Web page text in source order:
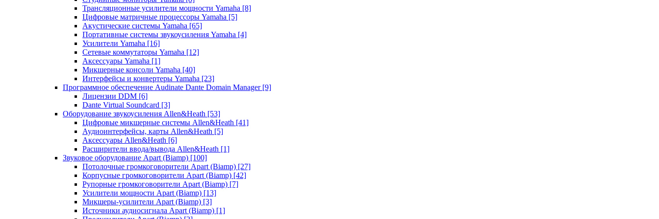
Трансляционные усилители мощности Yamaha [8]
Цифровые матричные процессоры Yamaha [5]
Акустические системы Yamaha [65]
Портативные системы звукоусиления Yamaha [4]
Усилители Yamaha [16]
Сетевые коммутаторы Yamaha [12]
Аксессуары Yamaha [1]
Микшерные консоли Yamaha [40]
Интерфейсы и конвертеры Yamaha [23]
Программное обеспечение Audinate Dante Domain Manager [9]
Лицензии DDM [6]
Dante Virtual Soundcard [3]
Оборудование звукоусиления Allen&Heath [53]
Цифровые микшерные системы Allen&Heath [41]
Аудиоинтерфейсы, карты Allen&Heath [5]
Аксессуары Allen&Heath [6]
Расширители ввода/вывода Allen&Heath [1]
Звуковое оборудование Apart (Biamp) [100]
Потолочные громкоговорители Apart (Biamp) [27]
Корпусные громкоговорители Apart (Biamp) [42]
Рупорные громкоговорители Apart (Biamp) [7]
Усилители мощности Apart (Biamp) [13]
Микшеры-усилители Apart (Biamp) [3]
Источники аудиосигнала Apart (Biamp) [1]